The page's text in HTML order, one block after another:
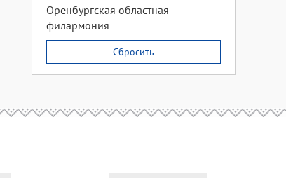
Оренбургская областная
филармония
Сбросить